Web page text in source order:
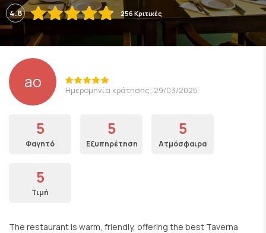
4.8 256 Κριτικές
ao Ημερομηνία κράτησης: 29/03/2025
5
Φαγητό
5
Εξυπηρέτηση
5
Ατμόσφαιρα
5
Τιμή
The restaurant is warm, friendly, offering the best Taverna